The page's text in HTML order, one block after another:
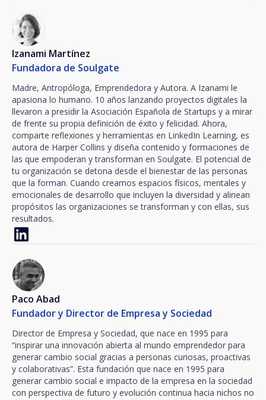
Izanami Martínez
Fundadora de Soulgate
Madre, Antropóloga, Emprendedora y Autora. A Izanami le
apasiona lo humano. 10 años lanzando proyectos digitales la
llevaron a presidir la Asociación Española de Startups y a mirar
de frente su propia definición de éxito y felicidad. Ahora,
comparte reflexiones y herramientas en LinkedIn Learning, es
autora de Harper Collins y diseña contenido y formaciones de
las que empoderan y transforman en Soulgate. El potencial de
tu organización se detona desde el bienestar de las personas
que la forman. Cuando creamos espacios físicos, mentales y
emocionales de desarrollo que incluyen la diversidad y alinean
propósitos las organizaciones se transforman y con ellas, sus
resultados.
Paco Abad
Fundador y Director de Empresa y Sociedad
Director de Empresa y Sociedad, que nace en 1995 para
“inspirar una innovación abierta al mundo emprendedor para
generar cambio social gracias a personas curiosas, proactivas
y colaborativas”. Esta fundación que nace en 1995 para
generar cambio social e impacto de la empresa en la sociedad
con perspectiva de futuro y evolución continua hacia nichos no